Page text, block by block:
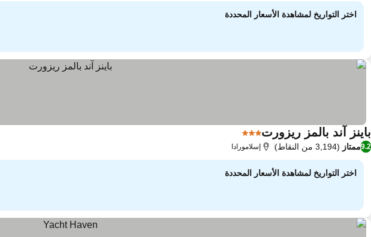
اختر التواريخ لمشاهدة الأسعار المحددة
باينز آند بالمز ريزورت3 عدد النجوم
9.2ممتاز (3,194 من النقاط) إسلامورادا
اختر التواريخ لمشاهدة الأسعار المحددة